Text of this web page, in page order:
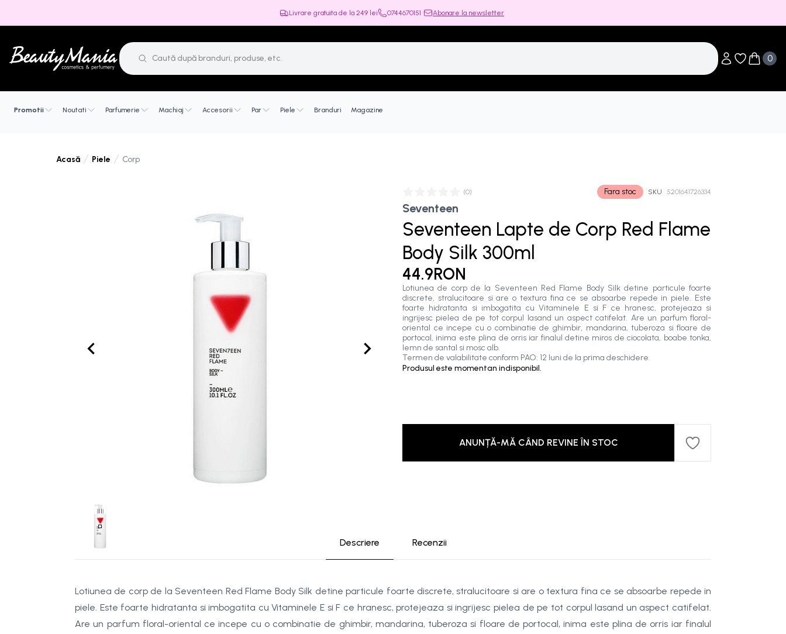
Livrare gratuita de la 249 lei 0744670151 Abonare la newsletter
Obiecte în
0
Obiecte
Promotii Noutati Parfumerie Machiaj Accesorii Par Piele Branduri Magazine
Acasă Piele Corp
(0) Fara stoc SKU 5201641726334
Seventeen
Seventeen Lapte de Corp Red Flame
Body Silk 300ml
44.9RON
Lotiunea de corp de la Seventeen Red Flame Body Silk detine particule foarte
discrete, stralucitoare si are o textura fina ce se absoarbe repede in piele. Este
foarte hidratanta si imbogatita cu Vitaminele E si F ce hranesc, protejeaza si
ingrijesc pielea de pe tot corpul lasand un aspect catifelat. Are un parfum floral-
oriental ce incepe cu o combinatie de ghimbir, mandarina, tuberoza si floare de
portocal, inima este plina de orris iar finalul detine miros de ciocolata, boabe tonka,
lemn de santal si mosc alb.
Termen de valabilitate conform PAO: 12 luni de la prima deschidere.
Produsul este momentan indisponibil.
ANUNȚĂ-MĂ CÂND REVINE ÎN STOC
Descriere Recenzii
Lotiunea de corp de la Seventeen Red Flame Body Silk detine particule foarte discrete, stralucitoare si are o textura fina ce se absoarbe repede in
piele. Este foarte hidratanta si imbogatita cu Vitaminele E si F ce hranesc, protejeaza si ingrijesc pielea de pe tot corpul lasand un aspect catifelat.
Are un parfum floral-oriental ce incepe cu o combinatie de ghimbir, mandarina, tuberoza si floare de portocal, inima este plina de orris iar finalul